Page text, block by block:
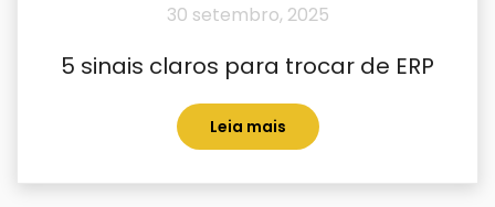
30 setembro, 2025
5 sinais claros para trocar de ERP
Leia mais